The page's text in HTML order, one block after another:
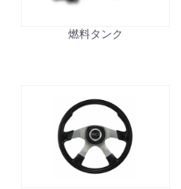
燃料タンク